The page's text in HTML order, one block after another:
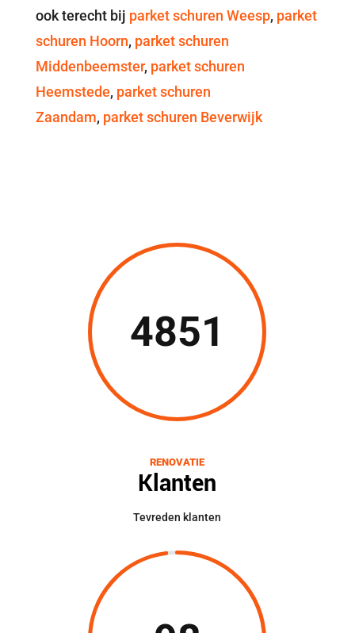
ook terecht bij parket schuren Weesp, parket
schuren Hoorn, parket schuren
Middenbeemster, parket schuren
Heemstede, parket schuren
Zaandam, parket schuren Beverwijk
4851
RENOVATIE
Klanten
Tevreden klanten